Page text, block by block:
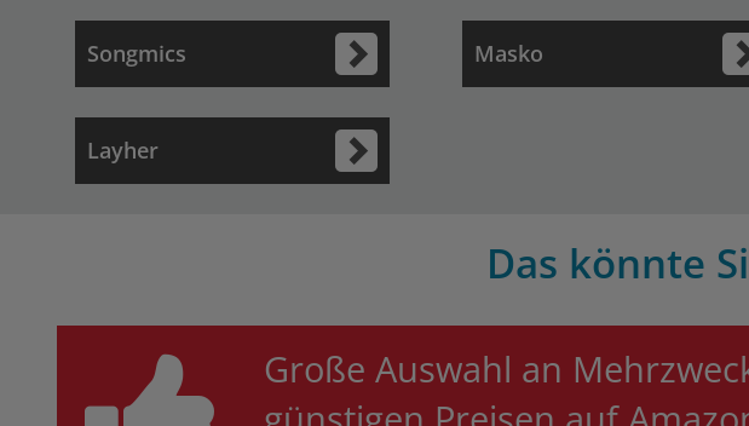
Songmics Masko
Layher
Das könnte
Große Auswahl an